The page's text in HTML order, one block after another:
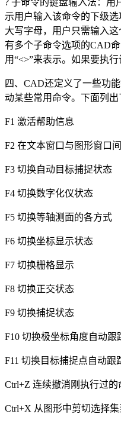
? 子命令的键盘输入法：用
示用户输入该命令的下级
大写字母，用户只需输入
有多个子命令选项的CAD
用“<>”来表示。如果要执行
四、 CAD还定义了一些功
动某些常用命令。下面列出
F1 激活帮助信息
F2 在文本窗口与图形窗口
F3 切换自动目标捕捉状态
F4 切换数字化仪状态
F5 切换等轴测面的各方式
F6 切换坐标显示状态
F7 切换栅格显示
F8 切换正交状态
F9 切换捕捉状态
F10 切换极坐标角度自动跟
F11 切换目标捕捉点自动跟
Ctrl+Z 连续撤消刚执行过
Ctrl+X 从图形中剪切选择